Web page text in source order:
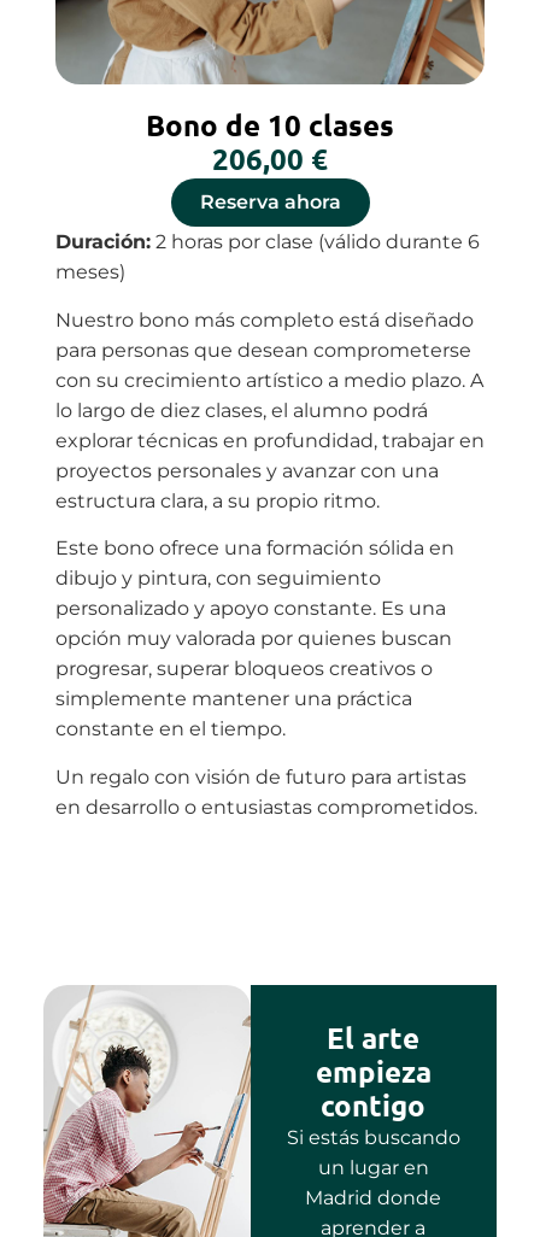
Bono de 10 clases
206,00 €
Reserva ahora
Duración:2 horas por clase (válido durante 6
meses)
Nuestro bono más completo está diseñado
para personas que desean comprometerse
con su crecimiento artístico a medio plazo. A
lo largo de diez clases, el alumno podrá
explorar técnicas en profundidad, trabajar en
proyectos personales y avanzar con una
estructura clara, a su propio ritmo.
Este bono ofrece una formación sólida en
dibujo y pintura, con seguimiento
personalizado y apoyo constante. Es una
opción muy valorada por quienes buscan
progresar, superar bloqueos creativos o
simplemente mantener una práctica
constante en el tiempo.
Un regalo con visión de futuro para artistas
en desarrollo o entusiastas comprometidos.
El arte
empieza
contigo
Si estás buscando
un lugar en
Madrid donde
aprender a